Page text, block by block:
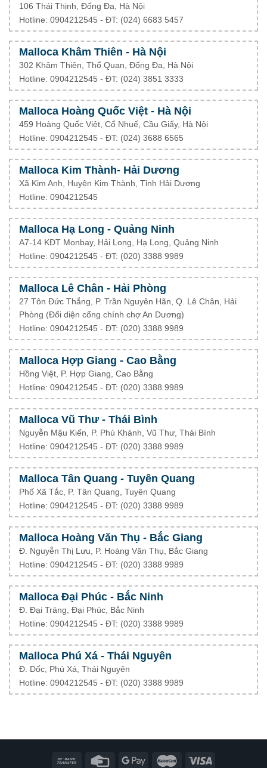
106 Thái Thịnh, Đống Đa, Hà Nội
Hotline: 0904212545 - ĐT: (024) 6683 5457
Malloca Khâm Thiên - Hà Nội
302 Khâm Thiên, Thổ Quan, Đống Đa, Hà Nội
Hotline: 0904212545 - ĐT: (024) 3851 3333
Malloca Hoàng Quốc Việt - Hà Nội
459 Hoàng Quốc Việt, Cổ Nhuế, Cầu Giấy, Hà Nội
Hotline: 0904212545 - ĐT: (024) 3688 6565
Malloca Kim Thành- Hải Dương
Xã Kim Anh, Huyện Kim Thành, Tỉnh Hải Dương
Hotline: 0904212545
Malloca Hạ Long - Quảng Ninh
A7-14 KĐT Monbay, Hải Long, Hạ Long, Quảng Ninh
Hotline: 0904212545 - ĐT: (020) 3388 9989
Malloca Lê Chân - Hải Phòng
27 Tôn Đức Thắng, P. Trần Nguyên Hãn, Q. Lê Chân, Hải
Phòng (Đối diện cổng chính chợ An Dương)
Hotline: 0904212545 - ĐT: (020) 3388 9989
Malloca Hợp Giang - Cao Bằng
Hồng Việt, P. Hợp Giang, Cao Bằng
Hotline: 0904212545 - ĐT: (020) 3388 9989
Malloca Vũ Thư - Thái Bình
Nguyễn Mậu Kiến, P. Phú Khánh, Vũ Thư, Thái Bình
Hotline: 0904212545 - ĐT: (020) 3388 9989
Malloca Tân Quang - Tuyên Quang
Phố Xã Tắc, P. Tân Quang, Tuyên Quang
Hotline: 0904212545 - ĐT: (020) 3388 9989
Malloca Hoàng Văn Thụ - Bắc Giang
Đ. Nguyễn Thị Lưu, P. Hoàng Văn Thụ, Bắc Giang
Hotline: 0904212545 - ĐT: (020) 3388 9989
Malloca Đại Phúc - Bắc Ninh
Đ. Đại Tráng, Đại Phúc, Bắc Ninh
Hotline: 0904212545 - ĐT: (020) 3388 9989
Malloca Phú Xá - Thái Nguyên
Đ. Dốc, Phú Xá, Thái Nguyên
Hotline: 0904212545 - ĐT: (020) 3388 9989